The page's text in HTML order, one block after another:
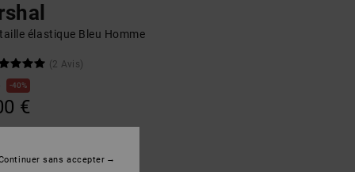
élastique Bleu Homme
(2 Avis)
40%
€
sans accepter